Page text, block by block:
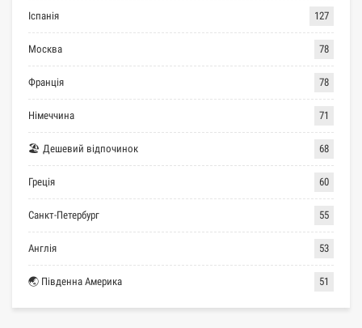
Іспанія 127
Москва 78
Франція 78
Німеччина 71
🏖 Дешевий відпочинок 68
Греція 60
Санкт-Петербург 55
Англія 53
🌏 Південна Америка 51